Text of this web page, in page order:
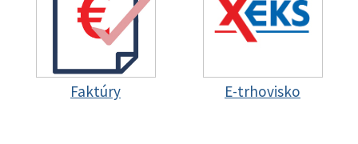
Faktúry E-trhovisko